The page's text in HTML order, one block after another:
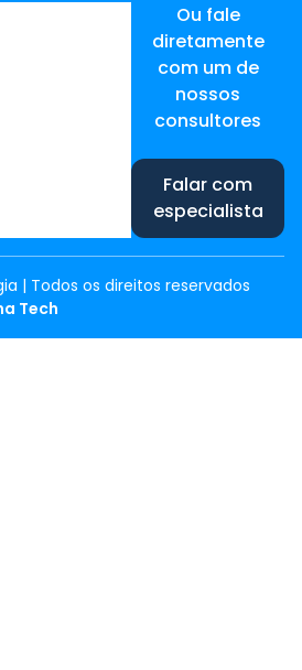
Ou fale
diretamente
com um de
nossos
consultores
Falar com
especialista
| Todos os direitos reservados
Tech